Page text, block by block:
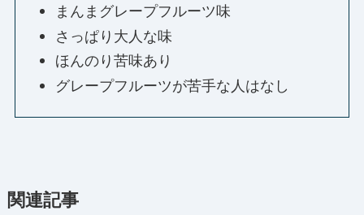
まんまグレープフルーツ味
さっぱり大人な味
ほんのり苦味あり
グレープフルーツが苦手な人はなし
関連記事